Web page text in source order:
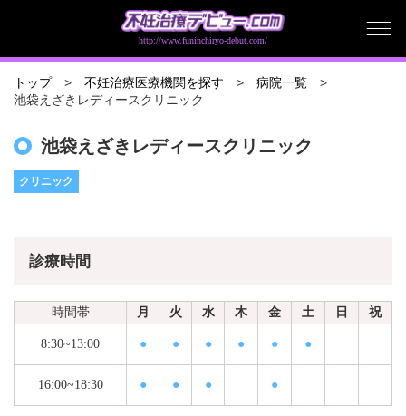
http://www.funinchiryo-debut.com/
トップ 不妊治療医療機関を探す 病院一覧
池袋えざきレディースクリニック
池袋えざきレディースクリニック
クリニック
診療時間
時間帯 月 火 水 木 金 土 日 祝
8:30~13:00 ● ● ● ● ● ●
16:00~18:30 ● ● ● ●